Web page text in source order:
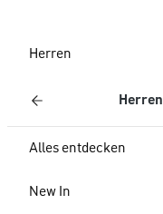
Herren
Herren
Alles entdecken
New In